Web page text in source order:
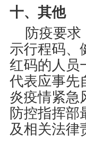
十、其他
防疫要
示行程码、
红码的人员
代表应事先
炎疫情紧急
防控指挥部
及相关法律